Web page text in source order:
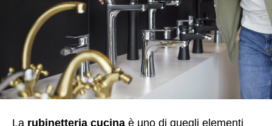
La rubinetteria cucina è uno di quegli elementi